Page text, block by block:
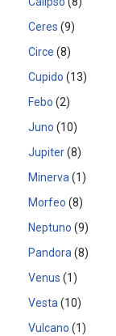
Ceres 9
Circe 8
Cupido
13
Febo 2
Juno
10
Jupiter 8
Minerva
1
Morfeo 8
Neptuno 9
Pandora 8
Venus
1
Vesta
10
Vulcano
1